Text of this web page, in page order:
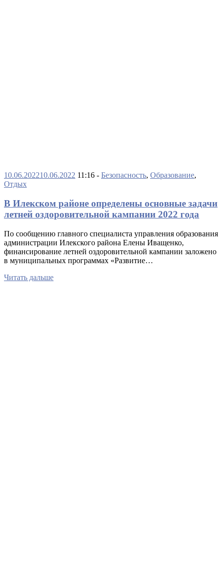
10.06.202210.06.2022 11:16 - Безопасность, Образование,
Отдых
В Илекском районе определены основные задачи
летней оздоровительной кампании 2022 года
По сообщению главного специалиста управления образования
администрации Илекского района Елены Иващенко,
финансирование летней оздоровительной кампании заложено
в муниципальных программах «Развитие…
Читать дальше